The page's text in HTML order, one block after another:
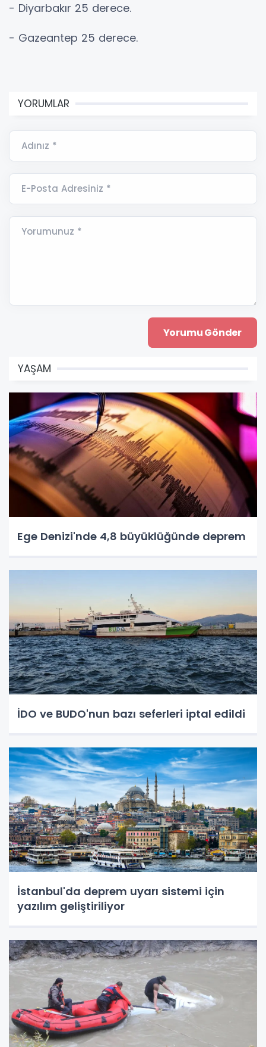
- Diyarbakır 25 derece.
- Gazeantep 25 derece.
YORUMLAR
Adınız *
E-Posta Adresiniz *
Yorumunuz *
YAŞAM
Ege Denizi'nde 4,8 büyüklüğünde deprem
İDO ve BUDO'nun bazı seferleri iptal edildi
İstanbul'da deprem uyarı sistemi için
yazılım geliştiriliyor